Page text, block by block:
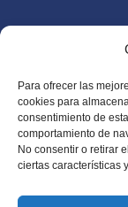
Para ofrecer las
cookies para
consentimiento de
comportamiento de
No consentir o retirar
ciertas características
© Copyright